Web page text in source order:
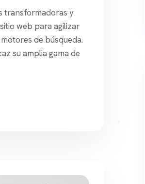
transformadoras y
web para agilizar
de búsqueda.
su amplia gama de